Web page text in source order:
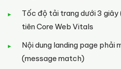
Tốc độ tải trang dưới 3
tiên Core Web Vitals
Nội dung landing page phải
(message match)